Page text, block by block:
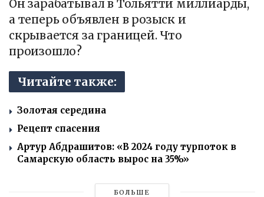
Он зарабатывал в Тольятти миллиарды,
а теперь объявлен в розыск и
скрывается за границей. Что
произошло?
Читайте также:
Золотая середина
Рецепт спасения
Артур Абдрашитов: «В 2024 году турпоток в
Самарскую область вырос на 35%»
БОЛЬШЕ